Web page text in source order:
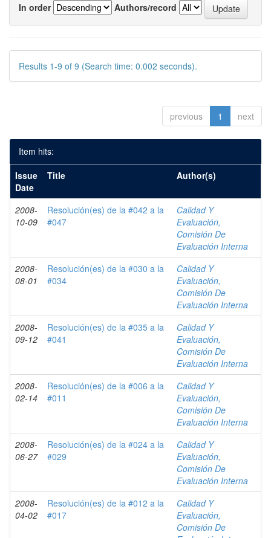
In order
Authors/record
Results 1-9 of 9 (Search time: 0.002 seconds).
previous 1 next
Item hits:
Issue
Date
Title Author(s)
2008-
10-09
Resolución(es) de la #042 a la
#047
Calidad Y
Evaluación,
Comisión De
Evaluación Interna
2008-
08-01
Resolución(es) de la #030 a la
#034
Calidad Y
Evaluación,
Comisión De
Evaluación Interna
2008-
09-12
Resolución(es) de la #035 a la
#041
Calidad Y
Evaluación,
Comisión De
Evaluación Interna
2008-
02-14
Resolución(es) de la #006 a la
#011
Calidad Y
Evaluación,
Comisión De
Evaluación Interna
2008-
06-27
Resolución(es) de la #024 a la
#029
Calidad Y
Evaluación,
Comisión De
Evaluación Interna
2008-
04-02
Resolución(es) de la #012 a la
#017
Calidad Y
Evaluación,
Comisión De